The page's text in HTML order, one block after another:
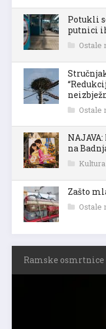
Potukli
putnici
Ostale
Ostale
na
Kultura
Zašto
Ostale
Ramske osmrtnice